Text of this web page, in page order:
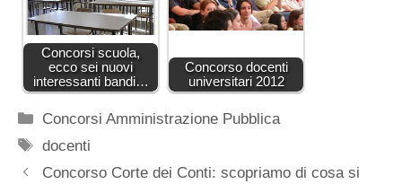
Concorsi scuola,
ecco sei nuovi
interessanti bandi…
Concorso docenti
universitari 2012
Categorie
Concorsi Amministrazione Pubblica
Tag
docenti
Concorso Corte dei Conti: scopriamo di cosa si